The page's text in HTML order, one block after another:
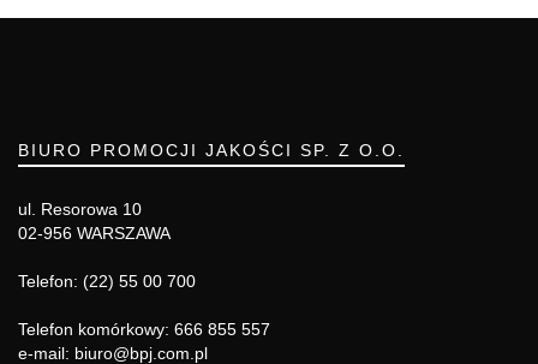
BIURO PROMOCJI JAKOŚCI SP. Z O.O.
ul. Resorowa 10
02-956 WARSZAWA
Telefon: (22) 55 00 700
Telefon komórkowy: 666 855 557
e-mail: biuro@bpj.com.pl